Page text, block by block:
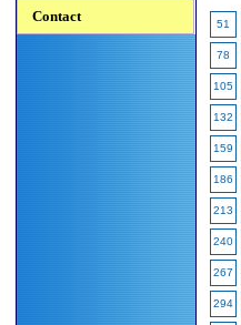
Contact 51
78
105
132
159
186
213
240
267
294